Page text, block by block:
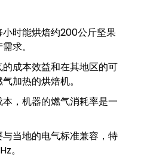
时能烘焙约200公斤坚果
求。
成本效益和在其地区的可
加热的烘焙机。
，机器的燃气消耗率是一
当地的电气标准兼容，特
。